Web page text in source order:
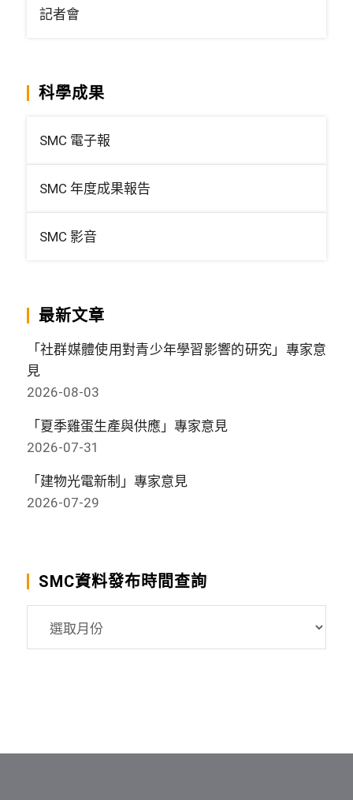
記者會
科學成果
SMC 電子報
SMC 年度成果報告
SMC 影音
最新文章
「社群媒體使用對青少年學習影響的研究」專家意
見
2026-08-03
「夏季雞蛋生產與供應」專家意見
2026-07-31
「建物光電新制」專家意見
2026-07-29
SMC資料發布時間查詢